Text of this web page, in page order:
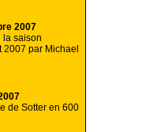
2007
la saison
2007 par Michael
de Sotter en 600